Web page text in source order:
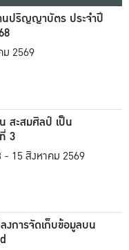
นปริญญาบัตร ประจำปี
2569
สะสมศิลป์ เป็น
3
- 15 สิงหาคม 2569
งการจัดเก็บข้อมูลบน